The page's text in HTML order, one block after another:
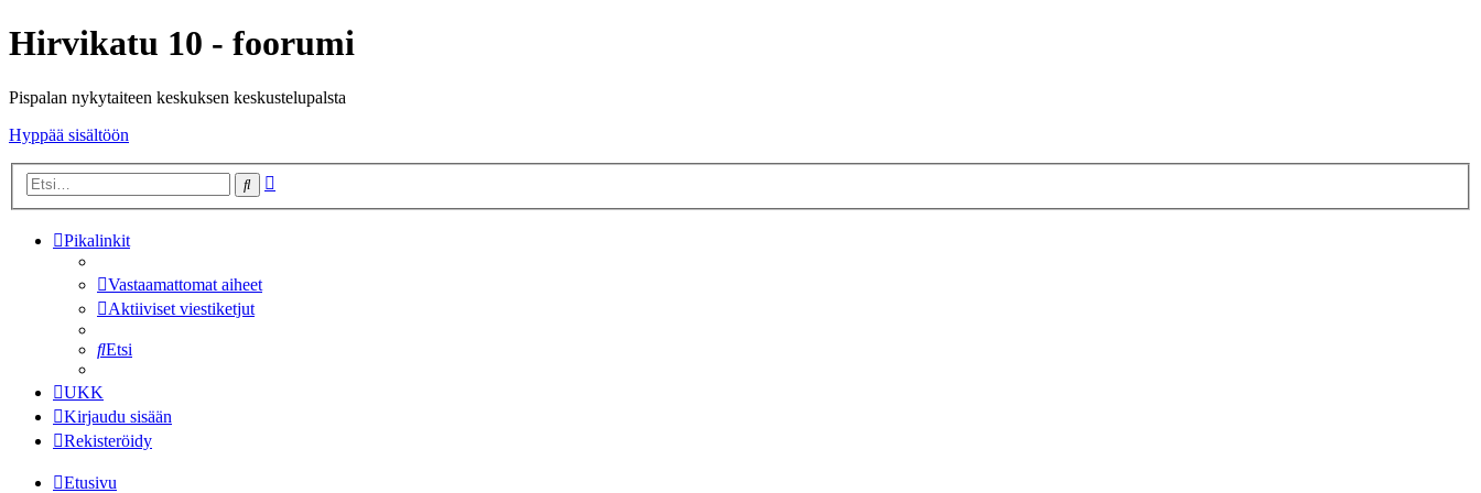
Hirvikatu 10 - foorumi
Pispalan nykytaiteen keskuksen keskustelupalsta
Hyppää sisältöön
Etsi
Pikalinkit
Vastaamattomat aiheet
Aktiiviset viestiketjut
Etsi
UKK
Kirjaudu sisään
Rekisteröidy
Etusivu